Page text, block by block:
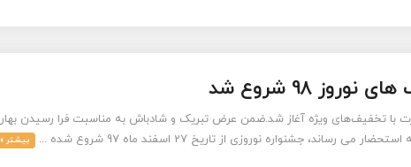
98 شروع شد
با تخفیف‌های ویژه آغاز شد.ضمن عرض تبریک و شادباش به مناسبت فرا رسیدن بهار
رساند، جشنواره نوروزی از تاریخ 27 اسفند ماه 97 شروع شده ...
بیشتر »